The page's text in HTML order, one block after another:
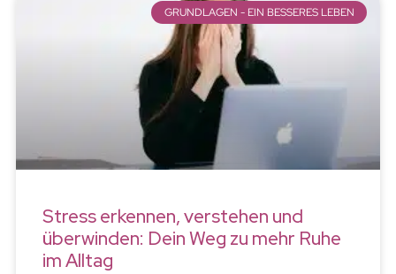
GRUNDLAGEN - EIN BESSERES LEBEN
Stress erkennen, verstehen und
überwinden: Dein Weg zu mehr Ruhe
im Alltag